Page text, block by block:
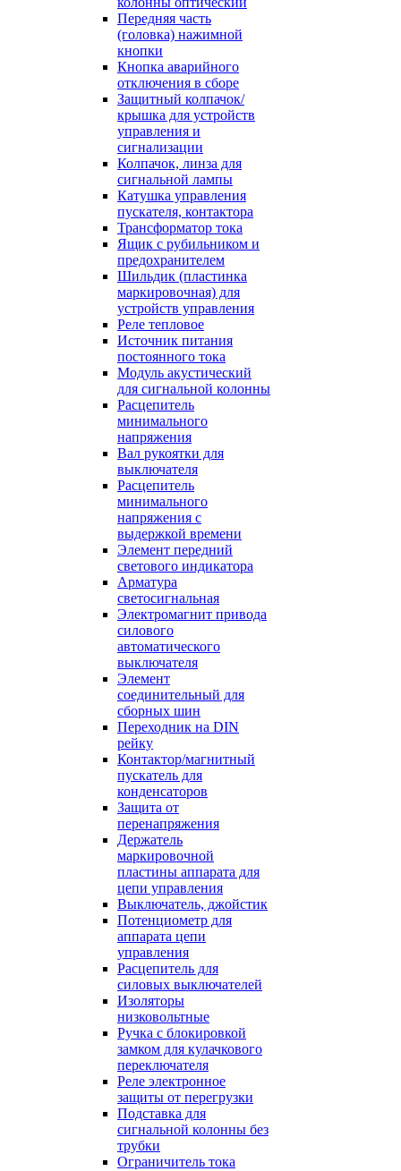
Передняя часть
(головка) нажимной
кнопки
Кнопка аварийного
отключения в сборе
Защитный колпачок/
крышка для устройств
управления и
сигнализации
Колпачок, линза для
сигнальной лампы
Катушка управления
пускателя, контактора
Трансформатор тока
Ящик с рубильником и
предохранителем
Шильдик (пластинка
маркировочная) для
устройств управления
Реле тепловое
Источник питания
постоянного тока
Модуль акустический
для сигнальной колонны
Расцепитель
минимального
напряжения
Вал рукоятки для
выключателя
Расцепитель
минимального
напряжения с
выдержкой времени
Элемент передний
светового индикатора
Арматура
светосигнальная
Электромагнит привода
силового
автоматического
выключателя
Элемент
соединительный для
сборных шин
Переходник на DIN
рейку
Контактор/магнитный
пускатель для
конденсаторов
Защита от
перенапряжения
Держатель
маркировочной
пластины аппарата для
цепи управления
Выключатель, джойстик
Потенциометр для
аппарата цепи
управления
Расцепитель для
силовых выключателей
Изоляторы
низковольтные
Ручка с блокировкой
замком для кулачкового
переключателя
Реле электронное
защиты от перегрузки
Подставка для
сигнальной колонны без
трубки
Ограничитель тока